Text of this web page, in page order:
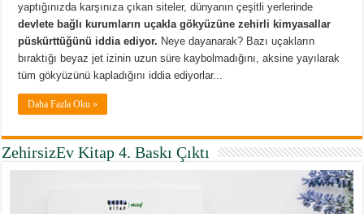
yaptığınızda karşınıza çıkan siteler, dünyanın çeşitli yerlerinde
devlete bağlı kurumların uçakla gökyüzüne zehirli kimyasallar
püskürttüğünü iddia ediyor. Neye dayanarak? Bazı uçakların
bıraktığı beyaz jet izinin uzun süre kaybolmadığını, aksine yayılarak
tüm gökyüzünü kapladığını iddia ediyorlar...
Daha Fazla Oku »
ZehirsizEv Kitap 4. Baskı Çıktı